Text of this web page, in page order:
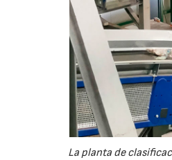
La planta de